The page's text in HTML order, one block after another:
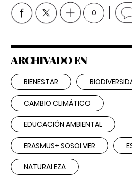
0
ARCHIVADO EN
BIENESTAR
CAMBIO CLIMÁTICO
EDUCACIÓN AMBIENTAL
ERASMUS+ SOSOLVER
NATURALEZA